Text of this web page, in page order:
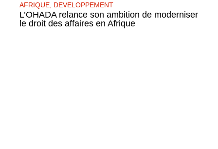
AFRIQUE DEVELOPPEMENT
L’OHADA relance son ambition de moderniser
le droit des affaires en Afrique